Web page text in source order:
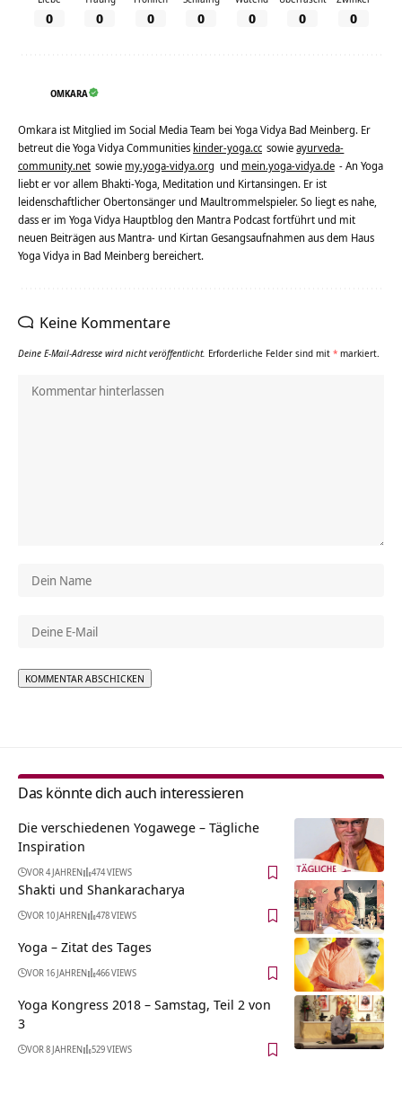
0 0 0 0 0 0 0
OMKARA
Omkara ist Mitglied im Social Media Team bei Yoga Vidya Bad Meinberg. Er
betreut die Yoga Vidya Communities kinder-yoga.cc sowieayurveda-
community.net sowie my.yoga-vidya.org und mein.yoga-vidya.de - An Yoga
liebt er vor allem Bhakti-Yoga, Meditation und Kirtansingen. Er ist
leidenschaftlicher Obertonsänger und Maultrommelspieler. So liegt es nahe,
dass er im Yoga Vidya Hauptblog den Mantra Podcast fortführt und mit
neuen Beiträgen aus Mantra- und Kirtan Gesangsaufnahmen aus dem Haus
Yoga Vidya in Bad Meinberg bereichert.
Keine Kommentare
Deine E-Mail-Adresse wird nicht veröffentlicht. Erforderliche Felder sind mit * markiert.
Das könnte dich auch interessieren
Die verschiedenen Yogawege – Tägliche
Inspiration
VOR 4 JAHREN 474 VIEWS
Shakti und Shankaracharya
VOR 10 JAHREN 478 VIEWS
Yoga – Zitat des Tages
VOR 16 JAHREN 466 VIEWS
Yoga Kongress 2018 – Samstag, Teil 2 von
3
VOR 8 JAHREN 529 VIEWS